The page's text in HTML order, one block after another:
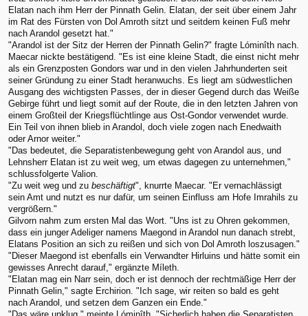
Elatan nach ihm Herr der Pinnath Gelin. Elatan, der seit über einem Jahr
im Rat des Fürsten von Dol Amroth sitzt und seitdem keinen Fuß mehr
nach Arandol gesetzt hat."
"Arandol ist der Sitz der Herren der Pinnath Gelin?" fragte Lóminîth nach.
Maecar nickte bestätigend. "Es ist eine kleine Stadt, die einst nicht mehr
als ein Grenzposten Gondors war und in den vielen Jahrhunderten seit
seiner Gründung zu einer Stadt heranwuchs. Es liegt am südwestlichen
Ausgang des wichtigsten Passes, der in dieser Gegend durch das Weiße
Gebirge führt und liegt somit auf der Route, die in den letzten Jahren von
einem Großteil der Kriegsflüchtlinge aus Ost-Gondor verwendet wurde.
Ein Teil von ihnen blieb in Arandol, doch viele zogen nach Enedwaith
oder Arnor weiter."
"Das bedeutet, die Separatistenbewegung geht von Arandol aus, und
Lehnsherr Elatan ist zu weit weg, um etwas dagegen zu unternehmen,"
schlussfolgerte Valion.
"Zu weit weg und zu beschäftigt", knurrte Maecar. "Er vernachlässigt
sein Amt und nutzt es nur dafür, um seinen Einfluss am Hofe Imrahils zu
vergrößern."
Gilvorn nahm zum ersten Mal das Wort. "Uns ist zu Ohren gekommen,
dass ein junger Adeliger namens Maegond in Arandol nun danach strebt,
Elatans Position an sich zu reißen und sich von Dol Amroth loszusagen."
"Dieser Maegond ist ebenfalls ein Verwandter Hirluins und hätte somit ein
gewisses Anrecht darauf," ergänzte Míleth.
"Elatan mag ein Narr sein, doch er ist dennoch der rechtmäßige Herr der
Pinnath Gelin," sagte Erchirion. "Ich sage, wir reiten so bald es geht
nach Arandol, und setzen dem Ganzen ein Ende."